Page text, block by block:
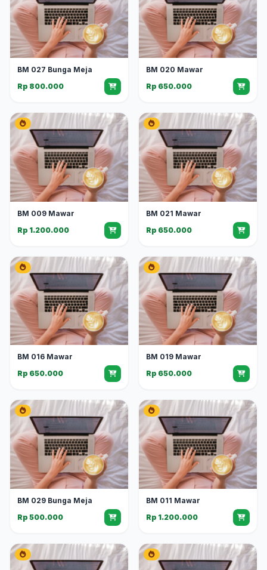
BM 027 Bunga Meja
Rp 800.000
BM 020 Mawar
Rp 650.000
BM 009 Mawar
Rp 1.200.000
BM 021 Mawar
Rp 650.000
BM 016 Mawar
Rp 650.000
BM 019 Mawar
Rp 650.000
BM 029 Bunga Meja
Rp 500.000
BM 011 Mawar
Rp 1.200.000